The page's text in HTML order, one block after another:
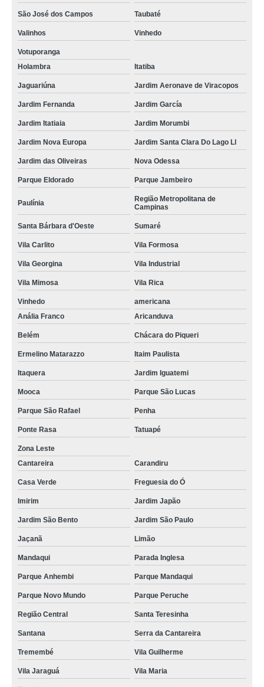
São José dos Campos Taubaté
Valinhos Vinhedo
Votuporanga
Holambra
Itatiba
Jaguariúna Jardim Aeronave de Viracopos
Jardim Fernanda Jardim García
Jardim Itatiaia Jardim Morumbi
Jardim Nova Europa Jardim Santa Clara Do Lago Ll
Jardim das Oliveiras Nova Odessa
Parque Eldorado Parque Jambeiro
Paulínia
Região Metropolitana de
Campinas
Santa Bárbara d'Oeste Sumaré
Vila Carlito Vila Formosa
Vila Georgina Vila Industrial
Vila Mimosa Vila Rica
Vinhedo
americana
Anália Franco
Aricanduva
Belém Chácara do Piqueri
Ermelino Matarazzo Itaim Paulista
Itaquera Jardim Iguatemi
Mooca Parque São Lucas
Parque São Rafael Penha
Ponte Rasa Tatuapé
Zona Leste
Cantareira
Carandiru
Casa Verde Freguesia do Ó
Imirim Jardim Japão
Jardim São Bento Jardim São Paulo
Jaçanã Limão
Mandaqui Parada Inglesa
Parque Anhembi Parque Mandaqui
Parque Novo Mundo Parque Peruche
Região Central Santa Teresinha
Santana Serra da Cantareira
Tremembé Vila Guilherme
Vila Jaraguá Vila Maria